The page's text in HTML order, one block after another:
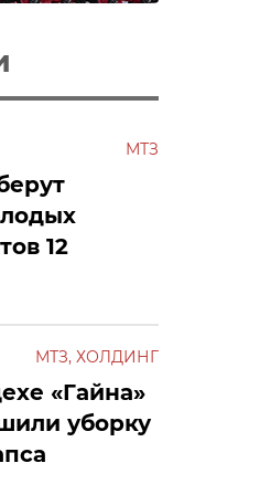
МТЗ
12
МТЗ, ХОЛДИНГ
«Гайна»
уборку